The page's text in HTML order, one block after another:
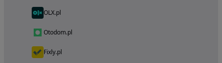
OLX.pl
Otodom.pl
Fixly.pl